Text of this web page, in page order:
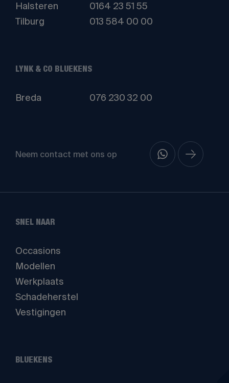
Halsteren
0164 23 51 55
Tilburg
013 584 00 00
LYNK & CO BLUEKENS
Breda 076 230 32 00
Neem contact met ons op
SNEL NAAR
Occasions
Modellen
Werkplaats
Schadeherstel
Vestigingen
BLUEKENS